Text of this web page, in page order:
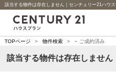
該当する物件は存在しません｜センチュリー21ハウス
TOPページ > 物件検索 > - ご成約済み
該当する物件は存在しません